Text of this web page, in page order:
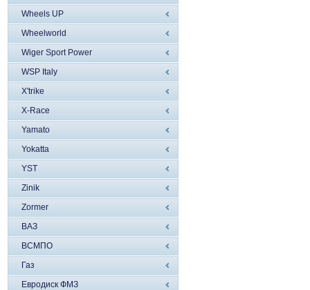
Wheels UP
Wheelworld
Wiger Sport Power
WSP Italy
X'trike
X-Race
Yamato
Yokatta
YST
Zinik
Zormer
ВАЗ
ВСМПО
Газ
Евродиск ФМЗ